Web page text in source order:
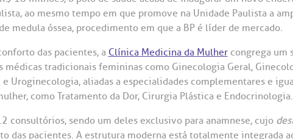
OUVIDORIA:
Fale Conosco
Saiba mais
Endereço:
Rua Maestro Cardim, 769
CEP: 01323-001 | Bela
Vista
Centro de
ao mesmo tempo em que promove na Unidade Paulista a
medula óssea, procedimento em que a BP é líder de mercado.
das pacientes, a Clínica Medicina da Mulhercongrega um
médicas tradicionais femininas como Ginecologia Geral,
Uroginecologia, aliadas a especialidades complementares e
como Tratamento da Dor, Cirurgia Plástica e Endocrinologia.
consultórios, sendo um deles exclusivo para anamnese, cujo
das pacientes. A estrutura moderna está totalmente integrada